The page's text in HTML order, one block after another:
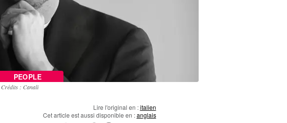
PEOPLE
Crédits : Canali
Lire l'original en :italien
Cet article est aussi disponible en :anglais